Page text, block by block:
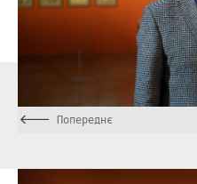
Попереднє